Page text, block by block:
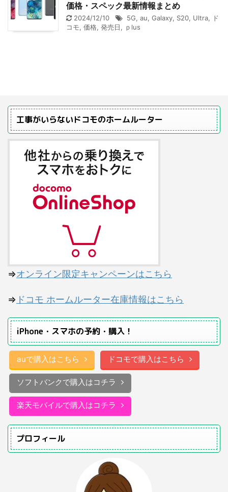
価格・スペック最新情報まとめ
2024/12/10 5G, au, Galaxy, S20, Ultra, ド
コモ, 価格, 発売日, ｐlus
工事がいらないドコモのホームルーター
⇒オンライン限定キャンペーンはこちら
⇒ ドコモ ホームルーター在庫情報はこちら
iPhone・スマホの予約・購入！
auで購入はこちら ドコモで購入はこちら
ソフトバンクで購入はコチラ
楽天モバイルで購入はコチラ
プロフィール